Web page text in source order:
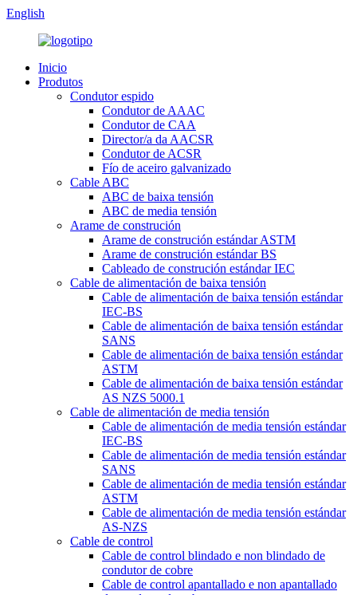
English
Inicio
Produtos
Condutor espido
Condutor de AAAC
Condutor de CAA
Director/a da AACSR
Condutor de ACSR
Fío de aceiro galvanizado
Cable ABC
ABC de baixa tensión
ABC de media tensión
Arame de construción
Arame de construción estándar ASTM
Arame de construción estándar BS
Cableado de construción estándar IEC
Cable de alimentación de baixa tensión
Cable de alimentación de baixa tensión estándar
IEC-BS
Cable de alimentación de baixa tensión estándar
SANS
Cable de alimentación de baixa tensión estándar
ASTM
Cable de alimentación de baixa tensión estándar
AS NZS 5000.1
Cable de alimentación de media tensión
Cable de alimentación de media tensión estándar
IEC-BS
Cable de alimentación de media tensión estándar
SANS
Cable de alimentación de media tensión estándar
ASTM
Cable de alimentación de media tensión estándar
AS-NZS
Cable de control
Cable de control blindado e non blindado de
condutor de cobre
Cable de control apantallado e non apantallado